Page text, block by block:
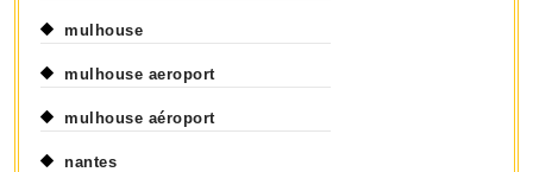
mulhouse
mulhouse aeroport
mulhouse aéroport
nantes